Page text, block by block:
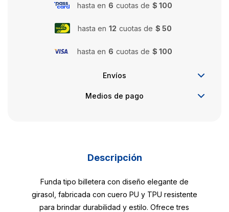
hasta en 6 cuotas de $ 100
hasta en 12 cuotas de $ 50
hasta en 6 cuotas de $ 100
Envíos
Medios de pago
Descripción
Funda tipo billetera con diseño elegante de
girasol, fabricada con cuero PU y TPU resistente
para brindar durabilidad y estilo. Ofrece tres